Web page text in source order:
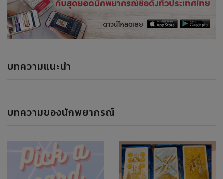
บทความแนะนำ
บทความของนักพยากรณ์